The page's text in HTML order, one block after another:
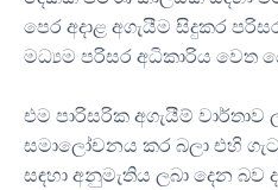
පෙර අදාළ අගැයීම සිදුකර
මධ්‍යම පරිසර අධිකාරිය වෙත
එම පාරිසරික අගැයීම්
සමාලෝචනය කර බලා එහි
සඳහා අනුමැතිය ලබා දෙන බව